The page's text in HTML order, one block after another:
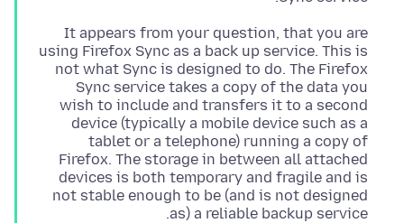
It appears from your question, that you are
using Firefox Sync as a back up service. This is
not what Sync is designed to do. The Firefox
Sync service takes a copy of the data you
wish to include and transfers it to a second
device (typically a mobile device such as a
tablet or a telephone) running a copy of
Firefox. The storage in between all attached
devices is both temporary and fragile and is
not stable enough to be (and is not designed
as) a reliable backup service.